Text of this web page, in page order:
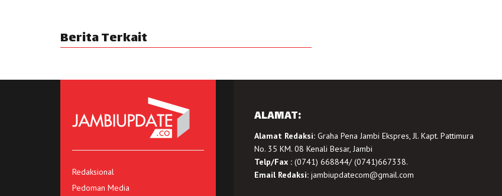
Berita Terkait
Redaksional
Pedoman Media
ALAMAT:
Alamat Redaksi:Graha Pena Jambi Ekspres, Jl. Kapt. Pattimura
No. 35 KM. 08 Kenali Besar, Jambi
Telp/Fax :(0741) 668844/ (0741)667338.
Email Redaksi: jambiupdatecom@gmail.com